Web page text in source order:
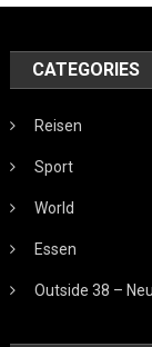
CATEGORIES
Reisen
Sport
World
Essen
Outside 38 –